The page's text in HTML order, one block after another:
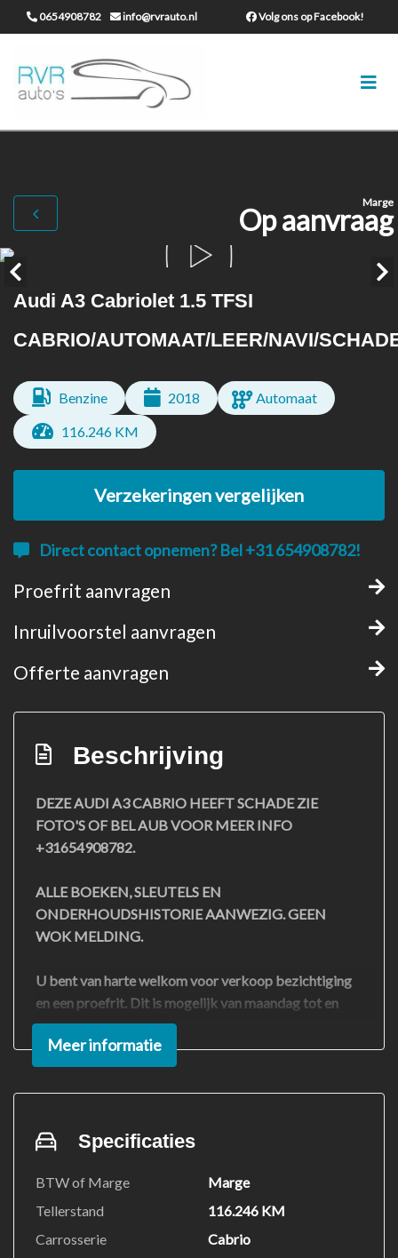
0654908782 info@rvrauto.nl Volg ons op Facebook!
Marge
Op aanvraag
Audi A3 Cabriolet 1.5 TFSI
CABRIO/AUTOMAAT/LEER/NAVI/
Benzine 2018
Automaat
116.246 KM
Verzekeringen vergelijken
Direct contact opnemen? Bel +31 654908782!
Proefrit aanvragen
Inruilvoorstel aanvragen
Offerte aanvragen
Beschrijving
DEZE AUDI A3 CABRIO HEEFT SCHADE ZIE
FOTO'S OF BEL AUB VOOR MEER INFO
+31654908782.
ALLE BOEKEN, SLEUTELS EN
ONDERHOUDSHISTORIE AANWEZIG. GEEN
WOK MELDING.
U bent van harte welkom voor verkoop bezichtiging
en een proefrit. Dit is mogelijk van maandag tot en
met zaterdag ook 's avonds. Voor een bezoek is het
echter noodzakelijk om vooraf telefonisch
+31654908782 of per e-mail info@rvrauto.nl een
afspraak te maken. Zonder afspraak kan het helaas
hopen op uw begrip en kijken ernaar uit u te
verwelkomen!
VOOR EEN BEZICHTIGING EN OF EEN PROEFRIT
+31654908782
Meer informatie
Specificaties
BTW of Marge
Marge
Tellerstand
116.246 KM
Carrosserie
Cabrio